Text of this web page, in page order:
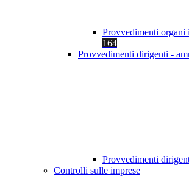
Provvedimenti
164
Provvedimenti dirigenti -
Provvedimenti
Controlli sulle imprese